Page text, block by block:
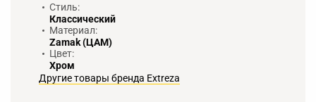
Стиль:
Классический
Материал:
Zamak (ЦАМ)
Цвет:
Хром
Другие товары бренда Extreza